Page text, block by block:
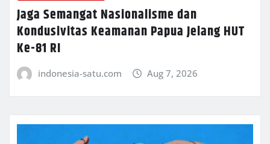
Jaga Semangat Nasionalisme dan
Kondusivitas Keamanan Papua Jelang HUT
Ke-81 RI
indonesia-satu.com Aug 7, 2026